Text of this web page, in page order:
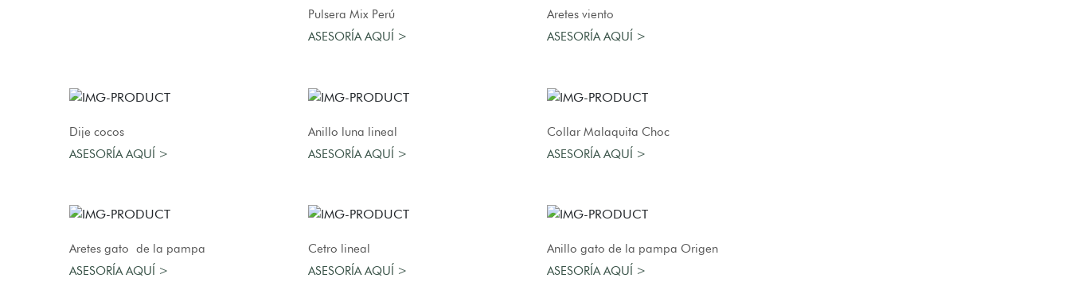
AGREGAR AL CARRO
Pulsera Mix Perú
ASESORÍA AQUÍ >
Aretes viento
ASESORÍA AQUÍ >
Dije cocos
ASESORÍA AQUÍ >
AGREGAR AL CARRO
Anillo luna lineal
ASESORÍA AQUÍ >
AGREGAR AL CARRO
Collar Malaquita Choc
ASESORÍA AQUÍ >
AGREGAR AL CARRO
Aretes gato de la pampa
ASESORÍA AQUÍ >
Cetro lineal
ASESORÍA AQUÍ >
AGREGAR AL CARRO
Anillo gato de la pampa Origen
ASESORÍA AQUÍ >